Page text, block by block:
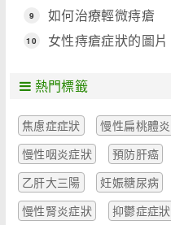
9 如何治療輕微痔瘡
10 女性痔瘡症狀的圖片
熱門標籤
焦慮症症狀 慢性扁桃體炎
慢性咽炎症狀
預防肝癌
乙肝大三陽
妊娠糖尿病
慢性腎炎症狀
抑鬱症症狀